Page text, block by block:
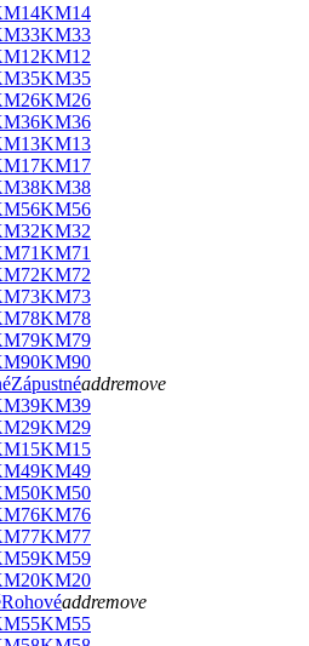
KM14
KM33
KM12
KM35
KM26
KM36
KM13
KM17
KM38
KM56
KM32
KM71
KM72
KM73
KM78
KM79
KM90
Zápustnéaddremove
KM39
KM29
KM15
KM49
KM50
KM76
KM77
KM59
KM20
Rohovéaddremove
KM55